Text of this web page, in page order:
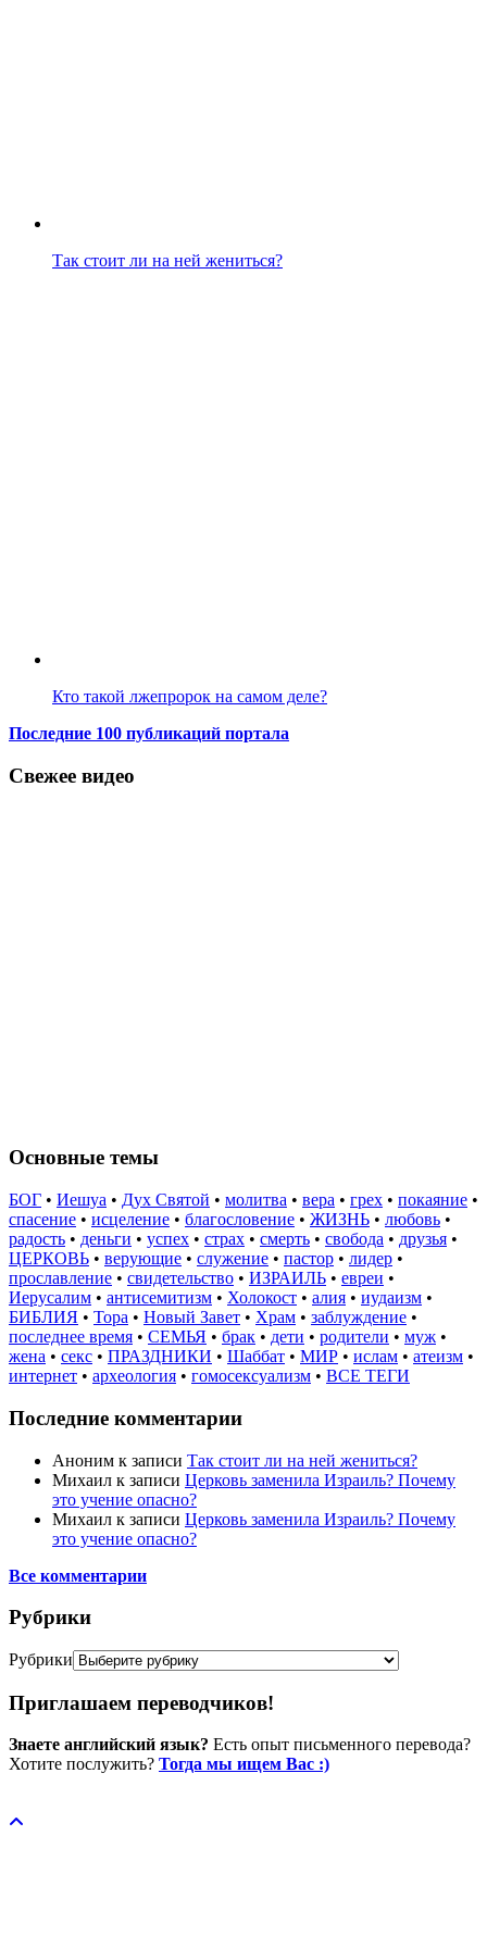
Так стоит ли на ней жениться?
Кто такой лжепророк на самом деле?
Последние 100 публикаций портала
Свежее видео
Основные темы
БОГ • Иешуа • Дух Святой • молитва • вера • грех • покаяние •
спасение • исцеление • благословение • ЖИЗНЬ • любовь •
радость • деньги • успех • страх • смерть • свобода • друзья •
ЦЕРКОВЬ • верующие • служение • пастор • лидер •
прославление • свидетельство • ИЗРАИЛЬ • евреи •
Иерусалим • антисемитизм • Холокост • алия • иудаизм •
БИБЛИЯ • Тора • Новый Завет • Храм • заблуждение •
последнее время • СЕМЬЯ • брак • дети • родители • муж •
жена • секс • ПРАЗДНИКИ • Шаббат • МИР • ислам • атеизм •
интернет • археология • гомосексуализм • ВСЕ ТЕГИ
Последние комментарии
Аноним к записи Так стоит ли на ней жениться?
Михаил к записи Церковь заменила Израиль? Почему
это учение опасно?
Михаил к записи Церковь заменила Израиль? Почему
это учение опасно?
Все комментарии
Рубрики
Рубрики
Приглашаем переводчиков!
Знаете английский язык? Есть опыт письменного перевода?
Хотите послужить? Тогда мы ищем Вас :)